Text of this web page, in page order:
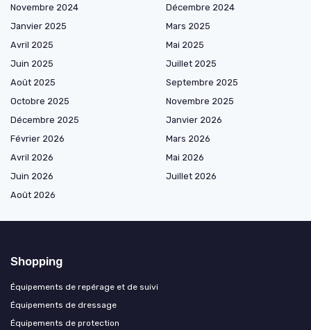
Novembre 2024
Décembre 2024
Janvier 2025
Mars 2025
Avril 2025
Mai 2025
Juin 2025
Juillet 2025
Août 2025
Septembre 2025
Octobre 2025
Novembre 2025
Décembre 2025
Janvier 2026
Février 2026
Mars 2026
Avril 2026
Mai 2026
Juin 2026
Juillet 2026
Août 2026
Shopping
Équipements de repérage et de suivi
Équipements de dressage
Équipements de protection